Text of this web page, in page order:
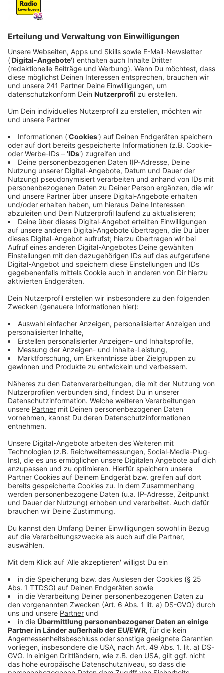
Straßen beschwert. Wir haben nachgefragt.
Veröffentlicht: Montag, 24.03.2025 07:06
Anzeige
Das nötige Geld fehlt und oft ist auch die Bürokratie
einfach zu kompliziert. Viele Straßen gehören dem
Land oder der Autobahn GmbH. Trotzdem ist die Stadt
bemüht, den Zustand der Leverkusener Straßen zu
verbessern.
Anzeige
Großprojekte geplant
Anzeige
Es sind wohl auch gerade zwei Großprojekte in der
Pipeline, die müssen aber erst noch gestimmt werden.
Stadt mir nicht verraten. Bis dahin sind die technischen
Betriebe der Stadt unterwegs, um die schlimmsten
Löcher zu reparieren. Dabei gibt es eine lange Prio-
Liste, die nacheinander abgearbeitet wird.
Anzeige
Weiter Beteiligung am Mängelmelder
erwünscht
Anzeige
Die Stadt betont auch nochmal, dass ihr Schlaglöcher
und andere Straßenschäden jederzeit über den
Mängelmeldereinreichen könnt.
Anzeige
Mehr Meldungen aus Leverkusen
Probebohrungen unter der Stelze beginnen in
Leverkusen
Tag des Gesundheitsamtes in Leverkusen
Besserer S-Bahn Verkehr in Leverkusen-Opladen
Anzeige